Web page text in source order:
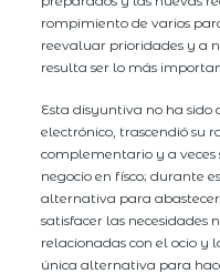
rompimiento de varios
reevaluar prioridades y a
resulta ser lo más
Esta disyuntiva no ha sido
electrónico, trascendió su
complementario y a
negocio en físco; durante
alternativa para abastecer
satisfacer las necesidades
relacionadas con el ocio y
única alternativa para